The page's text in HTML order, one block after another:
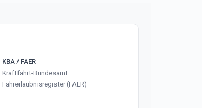
KBA / FAER
Kraftfahrt-Bundesamt —
Fahrerlaubnisregister (FAER)